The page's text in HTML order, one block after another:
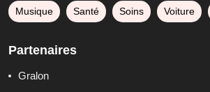
Musique Santé Soins Voiture
Partenaires
Gralon